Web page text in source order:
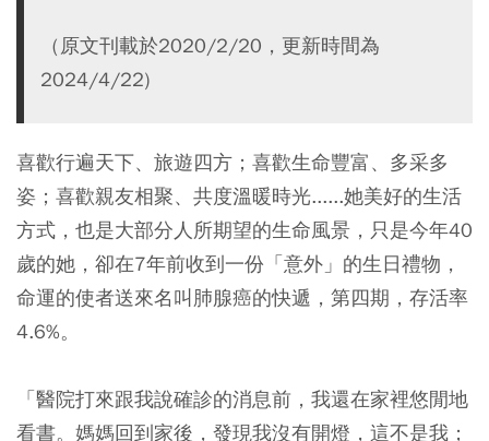
（原文刊載於2020/2/20，更新時間為
2024/4/22)
喜歡行遍天下、旅遊四方；喜歡生命豐富、多采多
姿；喜歡親友相聚、共度溫暖時光......她美好的生活
方式，也是大部分人所期望的生命風景，只是今年40
歲的她，卻在7年前收到一份「意外」的生日禮物，
命運的使者送來名叫肺腺癌的快遞，第四期，存活率
4.6%。
「醫院打來跟我說確診的消息前，我還在家裡悠閒地
看書。媽媽回到家後，發現我沒有開燈，這不是我；